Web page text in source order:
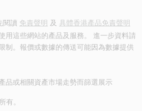
閱讀 免責聲明 及 具體香港產品免責聲明
用這些網站的產品及服務。 進一步資料請
制。報價或數據的傳送可能因為數據提供
品或相關資產市場走勢而篩選展示
有。